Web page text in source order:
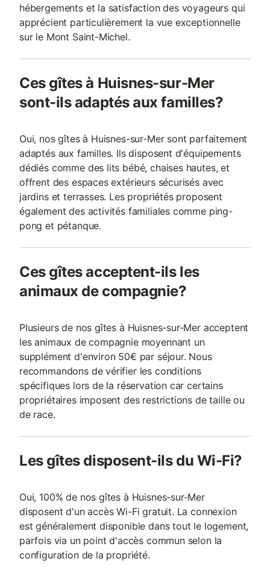
hébergements et la satisfaction des voyageurs qui
apprécient particulièrement la vue exceptionnelle
sur le Mont Saint-Michel.
Ces gîtes à Huisnes-sur-Mer
sont-ils adaptés aux familles?
Oui, nos gîtes à Huisnes-sur-Mer sont parfaitement
adaptés aux familles. Ils disposent d'équipements
dédiés comme des lits bébé, chaises hautes, et
offrent des espaces extérieurs sécurisés avec
jardins et terrasses. Les propriétés proposent
également des activités familiales comme ping-
pong et pétanque.
Ces gîtes acceptent-ils les
animaux de compagnie?
Plusieurs de nos gîtes à Huisnes-sur-Mer acceptent
les animaux de compagnie moyennant un
supplément d'environ 50€ par séjour. Nous
recommandons de vérifier les conditions
spécifiques lors de la réservation car certains
propriétaires imposent des restrictions de taille ou
de race.
Les gîtes disposent-ils du Wi-Fi?
Oui, 100% de nos gîtes à Huisnes-sur-Mer
disposent d'un accès Wi-Fi gratuit. La connexion
est généralement disponible dans tout le logement,
parfois via un point d'accès commun selon la
configuration de la propriété.